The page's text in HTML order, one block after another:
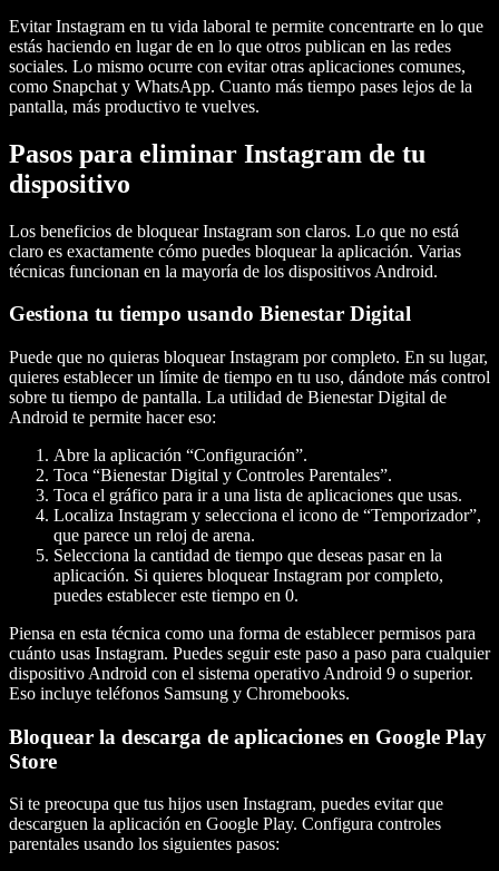
Evitar Instagram en tu vida laboral te permite concentrarte en lo que
estás haciendo en lugar de en lo que otros publican en las redes
sociales. Lo mismo ocurre con evitar otras aplicaciones comunes,
como Snapchat y WhatsApp. Cuanto más tiempo pases lejos de la
pantalla, más productivo te vuelves.
Pasos para eliminar Instagram de tu
dispositivo
Los beneficios de bloquear Instagram son claros. Lo que no está
claro es exactamente cómo puedes bloquear la aplicación. Varias
técnicas funcionan en la mayoría de los dispositivos Android.
Gestiona tu tiempo usando Bienestar Digital
Puede que no quieras bloquear Instagram por completo. En su lugar,
quieres establecer un límite de tiempo en tu uso, dándote más control
sobre tu tiempo de pantalla. La utilidad de Bienestar Digital de
Android te permite hacer eso:
Abre la aplicación “Configuración”.
Toca “Bienestar Digital y Controles Parentales”.
Toca el gráfico para ir a una lista de aplicaciones que usas.
Localiza Instagram y selecciona el icono de “Temporizador”,
que parece un reloj de arena.
Selecciona la cantidad de tiempo que deseas pasar en la
aplicación. Si quieres bloquear Instagram por completo,
puedes establecer este tiempo en 0.
Piensa en esta técnica como una forma de establecer permisos para
cuánto usas Instagram. Puedes seguir este paso a paso para cualquier
dispositivo Android con el sistema operativo Android 9 o superior.
Eso incluye teléfonos Samsung y Chromebooks.
Bloquear la descarga de aplicaciones en Google Play
Store
Si te preocupa que tus hijos usen Instagram, puedes evitar que
descarguen la aplicación en Google Play. Configura controles
parentales usando los siguientes pasos: